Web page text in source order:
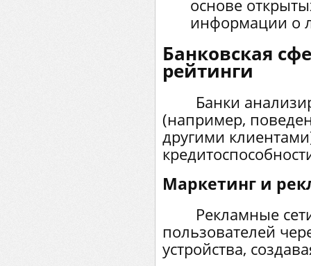
основе
информации о
Банковская
рейтинги
Банки
(например,
другими
Маркетинг и
Рекламные сети
пользователей
устройства,